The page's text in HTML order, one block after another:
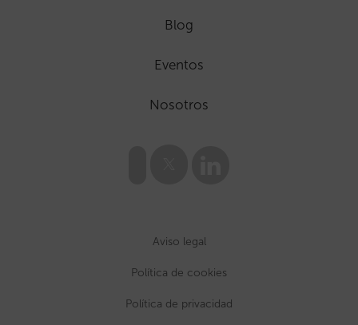
Blog
Eventos
Nosotros
Aviso legal
Política de cookies
Política de privacidad